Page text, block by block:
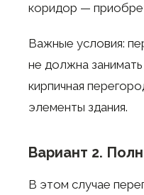
коридор —
Важные условия:
не должна
кирпичная
элементы здания.
Вариант 2.
В этом случае